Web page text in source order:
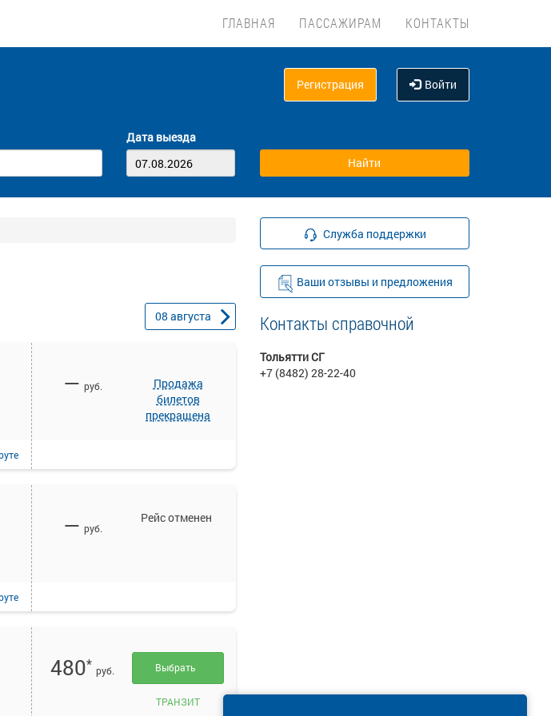
ГЛАВНАЯ ПАССАЖИРАМ КОНТАКТЫ
Регистрация Войти
Дата выезда
08 августа
— руб.
Продажа
билетов
прекращена
— руб.
Рейс отменен
480* руб. Выбрать
ТРАНЗИТ
Служба поддержки
Ваши отзывы и предложения
Контакты справочной
Тольятти СГ
+7 (8482) 28-22-40